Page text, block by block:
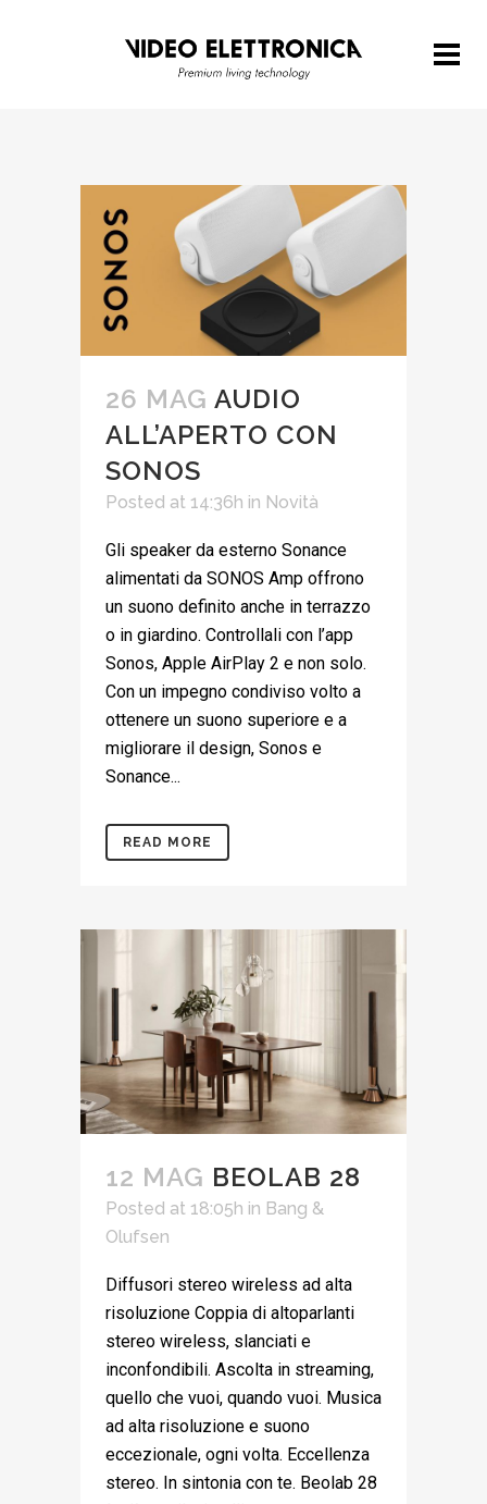
26 MAG AUDIO
ALL’APERTO CON
SONOS
Posted at 14:36h in Novità
Gli speaker da esterno Sonance
alimentati da SONOS Amp offrono
un suono definito anche in terrazzo
o in giardino. Controllali con l’app
Sonos, Apple AirPlay 2 e non solo.
Con un impegno condiviso volto a
ottenere un suono superiore e a
migliorare il design, Sonos e
Sonance...
READ MORE
12 MAG BEOLAB 28
Posted at 18:05h in Bang &
Olufsen
Diffusori stereo wireless ad alta
risoluzione Coppia di altoparlanti
stereo wireless, slanciati e
inconfondibili. Ascolta in streaming,
quello che vuoi, quando vuoi. Musica
ad alta risoluzione e suono
eccezionale, ogni volta. Eccellenza
stereo. In sintonia con te. Beolab 28